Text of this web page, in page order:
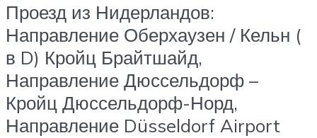
Проезд из Нидерландов:
Направление Оберхаузен / Кельн (
в D) Кройц Брайтшайд,
Направление Дюссельдорф –
Кройц Дюссельдорф-Норд,
Направление Düsseldorf Airport